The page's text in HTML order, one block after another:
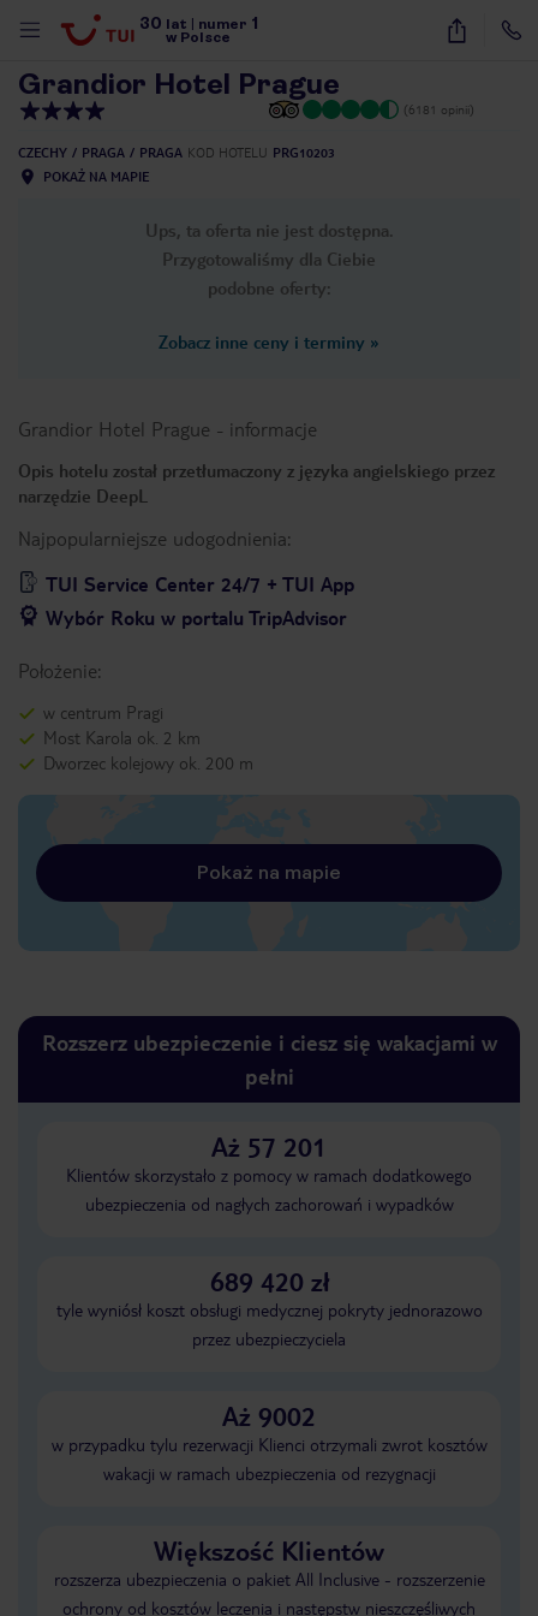
30 lat numer 1
w Polsce
44
Grandior Hotel Prague
(6181 opinii)
CZECHY PRAGA PRAGA KOD HOTELU PRG10203
POKAŻ NA MAPIE
Ups, ta oferta nie jest dostępna.
Przygotowaliśmy dla Ciebie
podobne oferty:
Zobacz inne ceny i terminy »
Grandior Hotel Prague - informacje
Opis hotelu został przetłumaczony z języka angielskiego przez
narzędzie DeepL
Najpopularniejsze udogodnienia:
TUI Service Center 24/7 + TUI App
Wybór Roku w portalu TripAdvisor
Położenie:
w centrum Pragi
Most Karola ok. 2 km
Dworzec kolejowy ok. 200 m
Pokaż na mapie
Rozszerz ubezpieczenie i ciesz się wakacjami w
pełni
Aż 57 201
Klientów skorzystało z pomocy w ramach dodatkowego
ubezpieczenia od nagłych zachorowań i wypadków
689 420 zł
tyle wyniósł koszt obsługi medycznej pokryty jednorazowo
przez ubezpieczyciela
Aż 9002
w przypadku tylu rezerwacji Klienci otrzymali zwrot kosztów
wakacji w ramach ubezpieczenia od rezygnacji
Większość Klientów
rozszerza ubezpieczenia o pakiet All Inclusive - rozszerzenie
ochrony od kosztów leczenia i następstw nieszczęśliwych